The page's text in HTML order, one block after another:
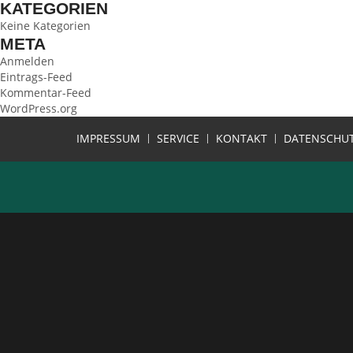
KATEGORIEN
Keine Kategorien
META
Anmelden
Eintrags-Feed
Kommentar-Feed
WordPress.org
IMPRESSUM
SERVICE KONTAKT